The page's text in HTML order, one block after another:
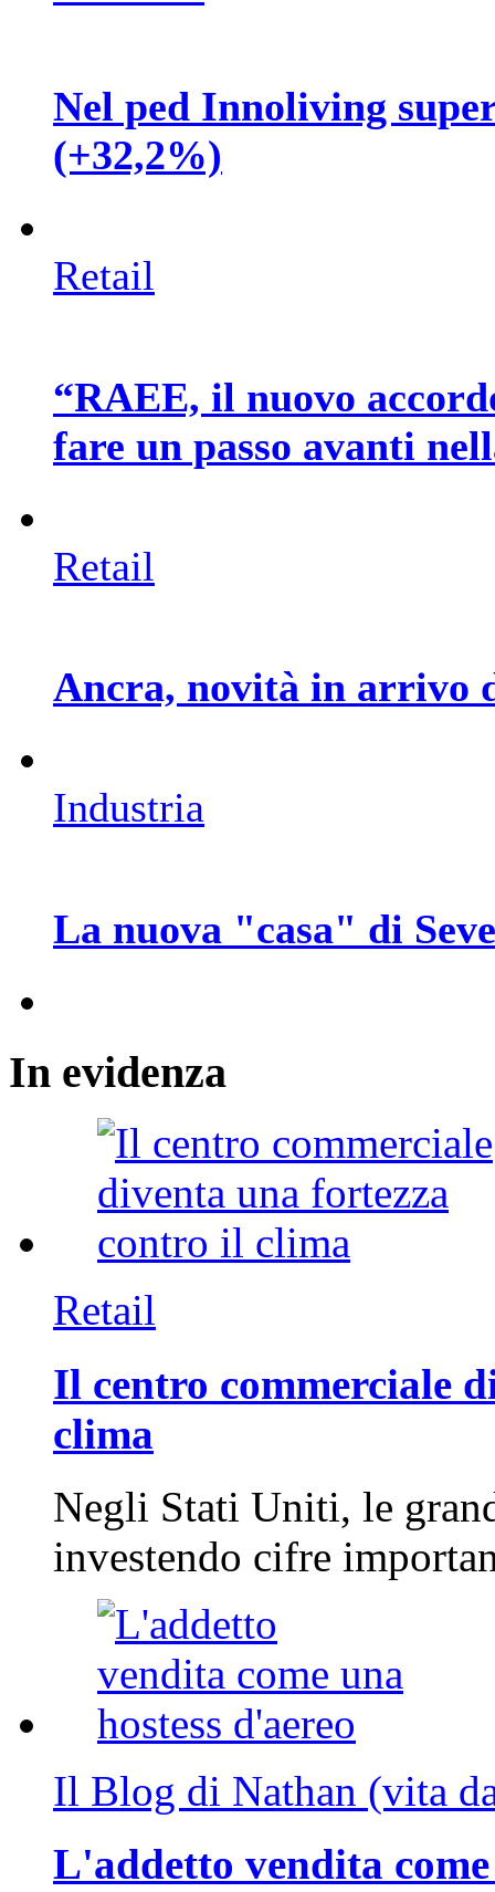
Nel ped Innoliving
(+32,2%)
Retail
“RAEE, il nuovo
fare un passo avanti
Retail
Ancra, novità in arrivo
Industria
La nuova "casa" di
In evidenza
Retail
Il centro commerciale
clima
Negli Stati Uniti, le
investendo cifre
Il Blog di Nathan (vita
L'addetto vendita